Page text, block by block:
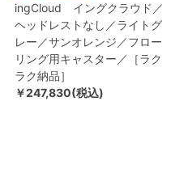
ingCloud イングクラウド／
ヘッドレストなし／ライトグ
レー／サンオレンジ／フロー
リング用キャスター／［ラク
ラク納品］
￥247,830(税込)